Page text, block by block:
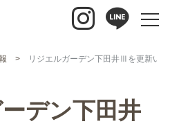
リジエルガーデン下田井Ⅲを更新い
デン下田井